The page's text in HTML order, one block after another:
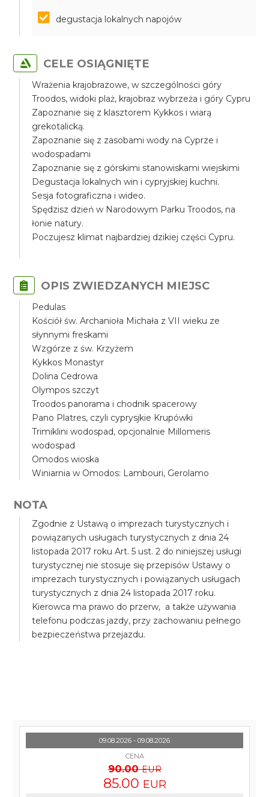
degustacja lokalnych napojów
CELE OSIĄGNIĘTE
Wrażenia krajobrazowe, w szczególności góry
Troodos, widoki plaż, krajobraz wybrzeża i góry Cypru
Zapoznanie się z klasztorem Kykkos i wiarą
grekotalicką.
Zapoznanie się z zasobami wody na Cyprze i
wodospadami
Zapoznanie się z górskimi stanowiskami wiejskimi
Degustacja lokalnych win i cypryjskiej kuchni.
Sesja fotograficzna i wideo.
Spędzisz dzień w Narodowym Parku Troodos, na
łonie natury.
Poczujesz klimat najbardziej dzikiej części Cypru.
OPIS ZWIEDZANYCH MIEJSC
Pedulas
Kościół św. Archanioła Michała z VII wieku ze
słynnymi freskami
Wzgórze z św. Krzyżem
Kykkos Monastyr
Dolina Cedrowa
Olympos szczyt
Troodos panorama i chodnik spacerowy
Pano Platres, czyli cyprysjkie Krupówki
Trimiklini wodospad, opcjonalnie Millomeris
wodospad
Omodos wioska
Winiarnia w Omodos: Lambouri, Gerolamo
NOTA
Zgodnie z Ustawą o imprezach turystycznych i
powiązanych usługach turystycznych z dnia 24
listopada 2017 roku Art. 5 ust. 2 do niniejszej usługi
turystycznej nie stosuje się przepisów Ustawy o
imprezach turystycznych i powiązanych usługach
turystycznych z dnia 24 listopada 2017 roku.
Kierowca ma prawo do przerw, a także używania
telefonu podczas jazdy, przy zachowaniu pełnego
bezpieczeństwa przejazdu.
09.08.2026 - 09.08.2026
CENA
90.00 EUR
85.00 EUR